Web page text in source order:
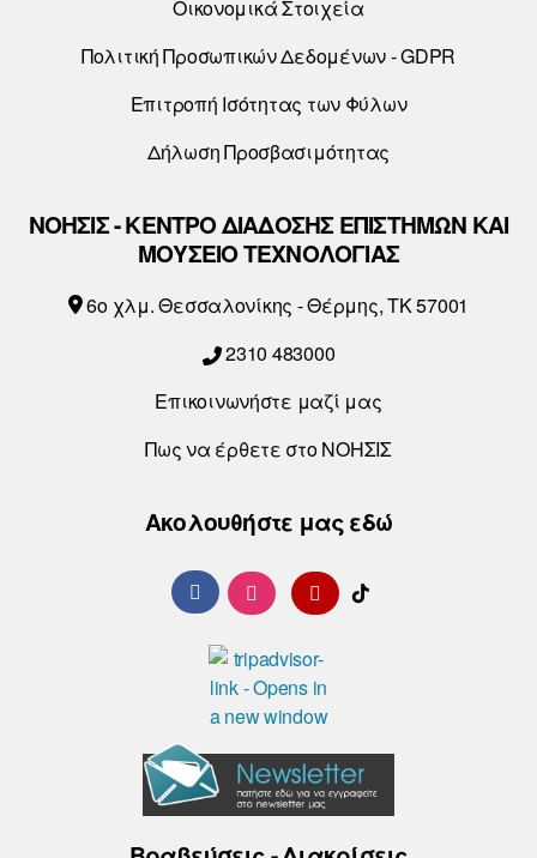
Οικονομικά Στοιχεία
Πολιτική Προσωπικών Δεδομένων - GDPR
Επιτροπή Ισότητας των Φύλων
Δήλωση Προσβασιμότητας
ΝΟΗΣΙΣ - ΚΕΝΤΡΟ ΔΙΑΔΟΣΗΣ ΕΠΙΣΤΗΜΩΝ ΚΑΙ
ΜΟΥΣΕΙΟ ΤΕΧΝΟΛΟΓΙΑΣ
6o χλμ. Θεσσαλονίκης - Θέρμης, ΤΚ 57001
2310 483000
Επικοινωνήστε μαζί μας
Πως να έρθετε στο ΝΟΗΣΙΣ
Ακολουθήστε μας εδώ